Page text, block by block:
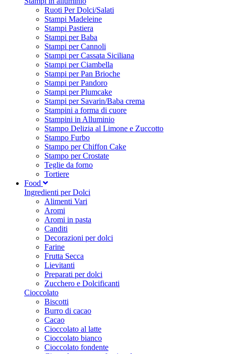
Ruoti Per Dolci/Salati
Stampi Madeleine
Stampi Pastiera
Stampi per Baba
Stampi per Cannoli
Stampi per Cassata Siciliana
Stampi per Ciambella
Stampi per Pan Brioche
Stampi per Pandoro
Stampi per Plumcake
Stampi per Savarin/Baba crema
Stampini a forma di cuore
Stampini in Alluminio
Stampo Delizia al Limone e Zuccotto
Stampo Furbo
Stampo per Chiffon Cake
Stampo per Crostate
Teglie da forno
Tortiere
Food
Ingredienti per Dolci
Alimenti Vari
Aromi
Aromi in pasta
Canditi
Decorazioni per dolci
Farine
Frutta Secca
Lievitanti
Preparati per dolci
Zucchero e Dolcificanti
Cioccolato
Biscotti
Burro di cacao
Cacao
Cioccolato al latte
Cioccolato bianco
Cioccolato fondente